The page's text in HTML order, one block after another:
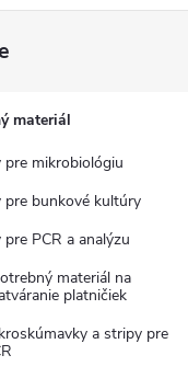
materiál
pre mikrobiológiu
pre bunkové kultúry
pre PCR a analýzu
materiál na
platničiek
a stripy pre